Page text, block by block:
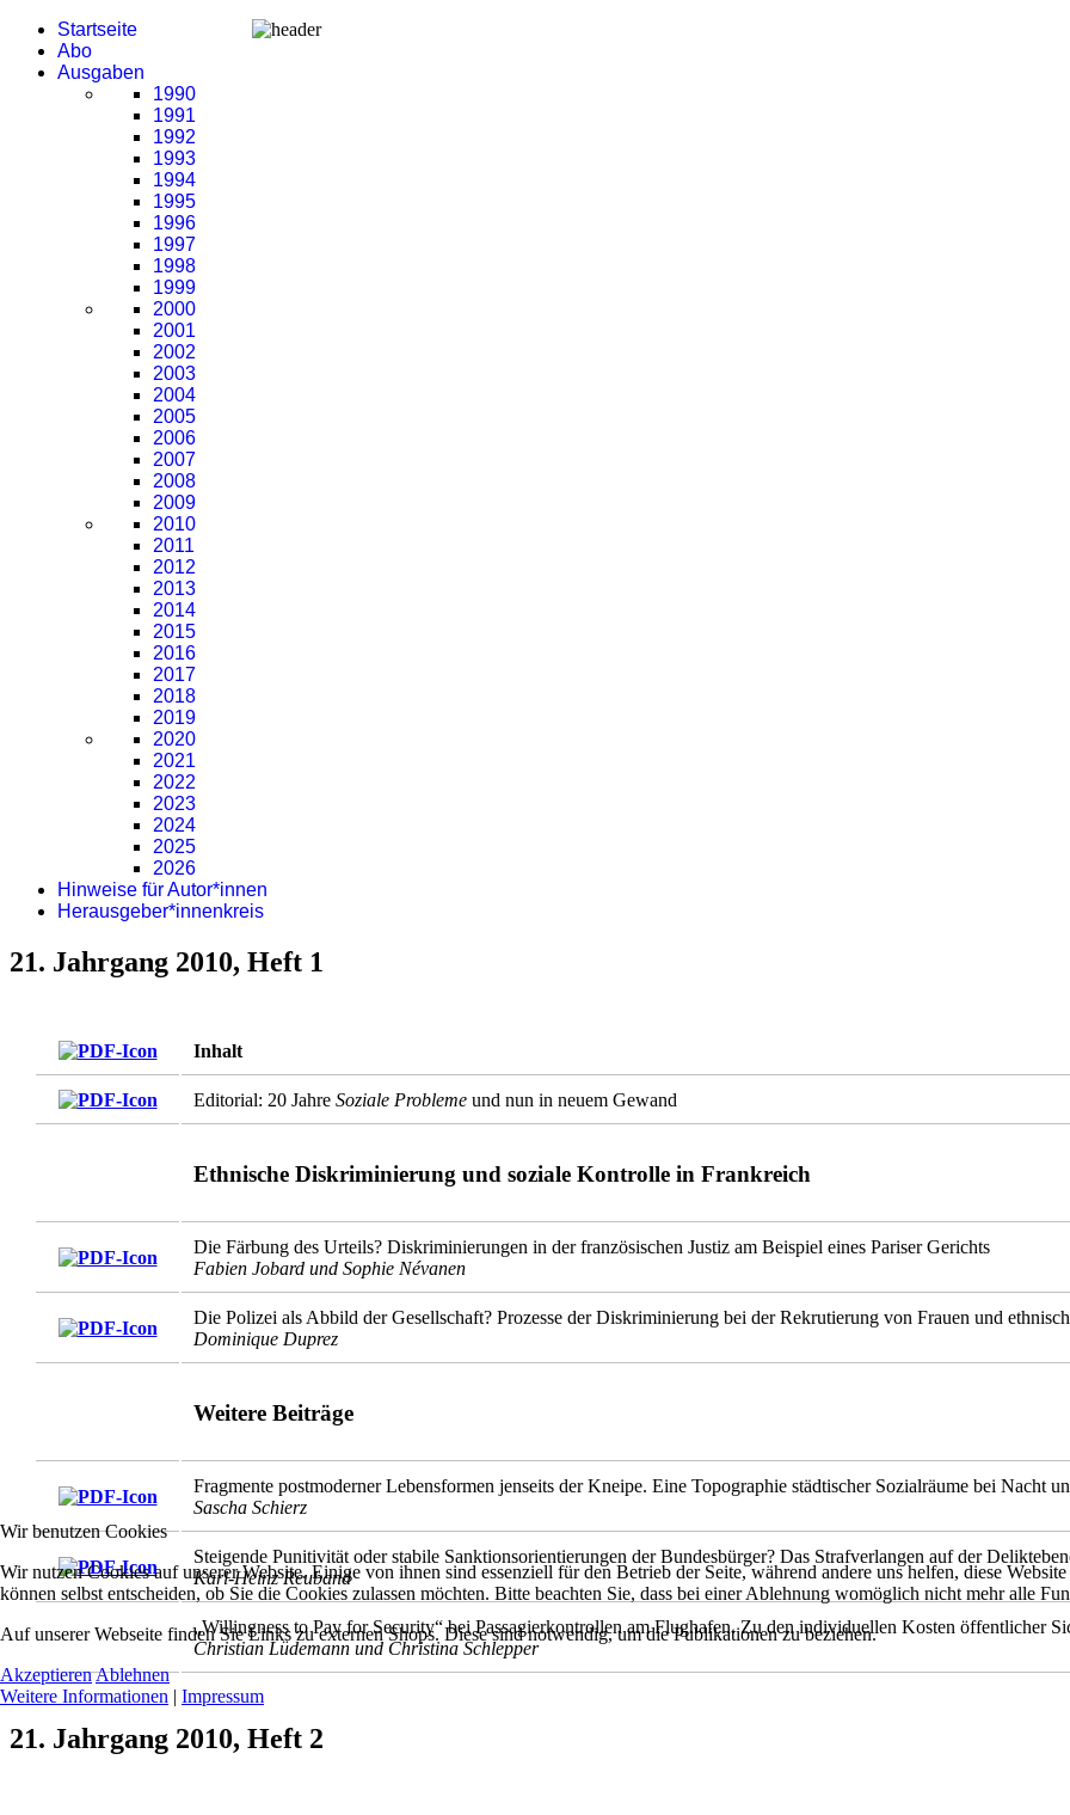
Startseite
Abo
Ausgaben
1990
1991
1992
1993
1994
1995
1996
1997
1998
1999
2000
2001
2002
2003
2004
2005
2006
2007
2008
2009
2010
2011
2012
2013
2014
2015
2016
2017
2018
2019
2020
2021
2022
2023
2024
2025
2026
Hinweise für Autor*innen
Herausgeber*innenkreis
21. Jahrgang 2010, Heft 1
Inhalt
Editorial: 20 Jahre Soziale Probleme und nun in neuem Gewand
Ethnische Diskriminierung und soziale Kontrolle in Frankreich
Die Färbung des Urteils? Diskriminierungen in der französischen Justiz am Beispiel eines Pariser Gerichts
Fabien Jobard und Sophie Névanen
Die Polizei als Abbild der Gesellschaft? Prozesse der Diskriminierung bei der Rekrutierung von Frauen und
Dominique Duprez
Weitere Beiträge
Fragmente postmoderner Lebensformen jenseits der Kneipe. Eine Topographie städtischer Sozialräume bei Nacht
Sascha Schierz
Steigende Punitivität oder stabile Sanktionsorientierungen der Bundesbürger? Das Strafverlangen auf der
Karl-Heinz Reuband
„Willingness to Pay for Security“ bei Passagierkontrollen am Flughafen. Zu den individuellen Kosten öffentlicher
Christian Lüdemann und Christina Schlepper
21. Jahrgang 2010, Heft 2
Wir benutzen Cookies
Wir nutzen Cookies auf unserer Website. Einige von ihnen sind essenziell für den Betrieb der Seite, während andere uns helfen, diese
können selbst entscheiden, ob Sie die Cookies zulassen möchten. Bitte beachten Sie, dass bei einer Ablehnung womöglich nicht mehr alle
Auf unserer Webseite finden Sie Links zu externen Shops. Diese sind notwendig, um die Publikationen zu beziehen.
AkzeptierenAblehnen
Weitere Informationen | Impressum